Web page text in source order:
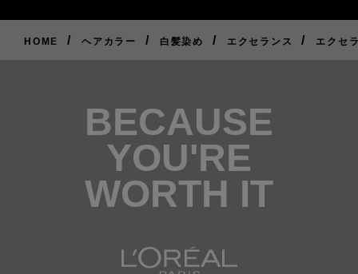
HOME / ヘアカラー / 白髪染め / エクセランス / エクセ
BECAUSE
YOU'RE
WORTH IT